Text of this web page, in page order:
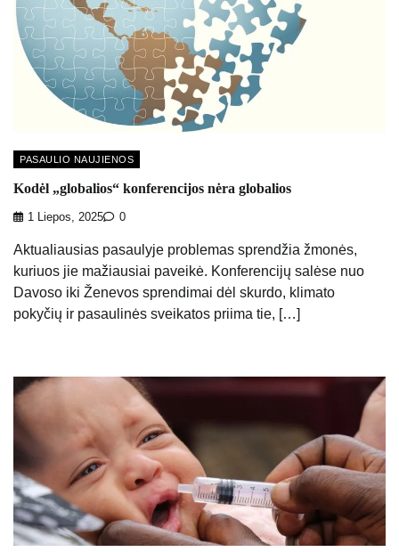
PASAULIO NAUJIENOS
Kodėl „globalios“ konferencijos nėra globalios
1 Liepos, 2025 0
Aktualiausias pasaulyje problemas sprendžia žmonės,
kuriuos jie mažiausiai paveikė. Konferencijų salėse nuo
Davoso iki Ženevos sprendimai dėl skurdo, klimato
pokyčių ir pasaulinės sveikatos priima tie, […]